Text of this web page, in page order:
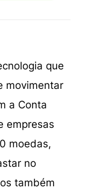
que
movimentar
a Conta
empresas
moedas,
no
também